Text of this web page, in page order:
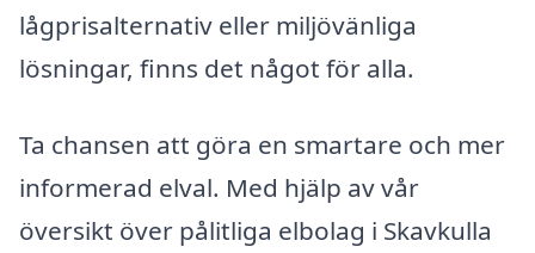
lågprisalternativ eller miljövänliga
lösningar, finns det något för alla.
Ta chansen att göra en smartare och mer
informerad elval. Med hjälp av vår
översikt över pålitliga elbolag i Skavkulla